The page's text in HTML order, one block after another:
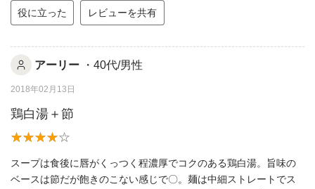
役に立った レビューを共有
アーリー ・40代/男性
2018年02月13日
鶏白湯＋節
スープは食後に唇がくっつく程濃厚でコクのある鶏白湯。旨味の
ベースは節だが飽きのこない感じで〇。麺は中細ストレートでス